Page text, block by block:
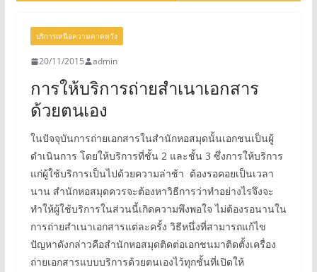
บริการเหนือความคาดหวัง
20/11/2015 admin
การให้บริการถ่ายสำเนาเอกสาร
ด้วยตนเอง
ในปัจจุบันการถ่ายเอกสารในสำนักหอสมุดนั้นเอกชนเป็นผู้
ดำเนินการ โดยให้บริการที่ชั้น 2 และชั้น 3 ซึ่งการให้บริการ
แก่ผู้ใช้บริการเป็นไปด้วยความล่าช้า ต้องรอคอยเป็นเวลา
นาน สำนักหอสมุดควรจะต้องหาวิธีการว่าทำอย่างไรจึงจะ
ทำให้ผู้ใช้บริการในส่วนนี้เกิดความพึงพอใจ ไม่ต้องรอนานใน
การถ่ายสำเนาเอกสารแต่ละครั้ง วิธีหนึ่งที่สามารถแก้ไข
ปัญหาดังกล่าวคือสำนักหอสมุดติดต่อเอกชนมาติดตั้งเครื่อง
ถ่ายเอกสารแบบบริการด้วยตนเองไว้ทุกชั้นที่เปิดให้